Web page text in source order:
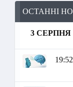
ОСТАННІ
3 СЕРПНЯ
19:52